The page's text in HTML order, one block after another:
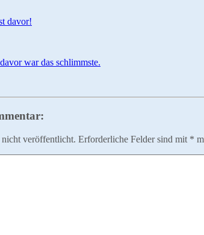
davor!
war das schlimmste.
veröffentlicht. Erforderliche Felder sind mit *